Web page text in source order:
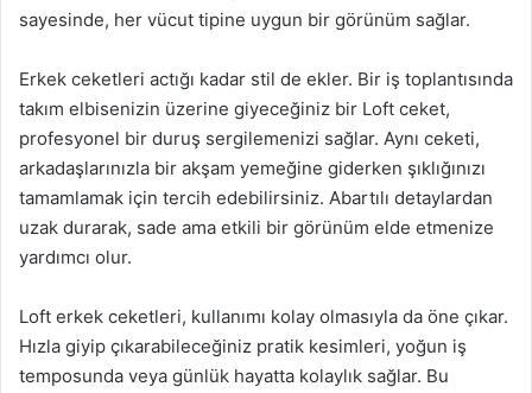
sayesinde, her vücut tipine uygun bir görünüm sağlar.
Erkek ceketleri actığı kadar stil de ekler. Bir iş toplantısında
takım elbisenizin üzerine giyeceğiniz bir Loft ceket,
profesyonel bir duruş sergilemenizi sağlar. Aynı ceketi,
arkadaşlarınızla bir akşam yemeğine giderken şıklığınızı
tamamlamak için tercih edebilirsiniz. Abartılı detaylardan
uzak durarak, sade ama etkili bir görünüm elde etmenize
yardımcı olur.
Loft erkek ceketleri, kullanımı kolay olmasıyla da öne çıkar.
Hızla giyip çıkarabileceğiniz pratik kesimleri, yoğun iş
temposunda veya günlük hayatta kolaylık sağlar. Bu